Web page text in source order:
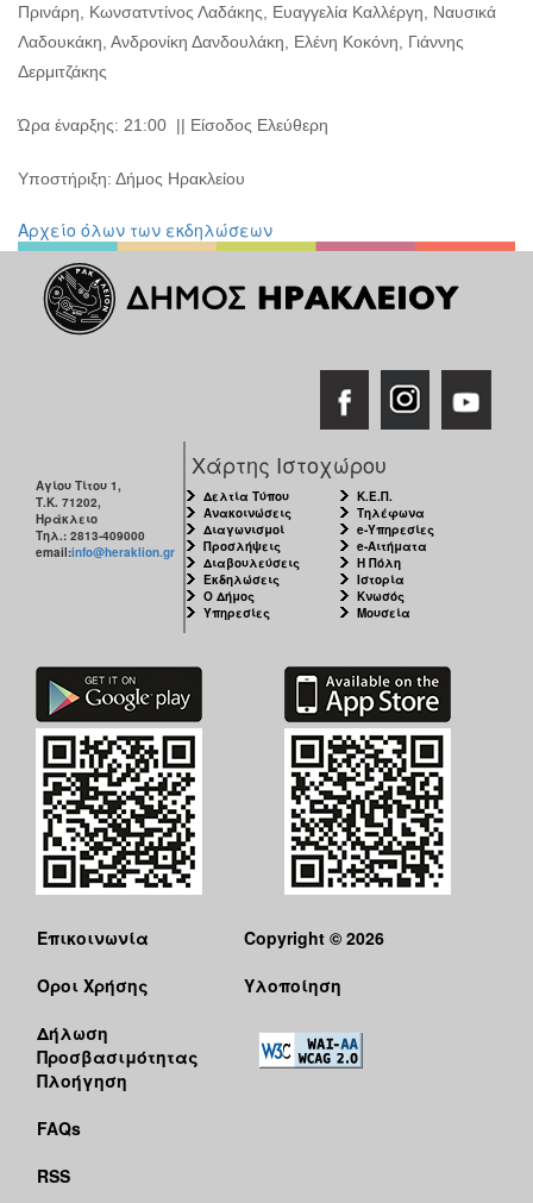
Πρινάρη, Κωνσατντίνος Λαδάκης, Ευαγγελία Καλλέργη, Ναυσικά
Λαδουκάκη, Ανδρονίκη Δανδουλάκη, Ελένη Κοκόνη, Γιάννης
Δερμιτζάκης
Ώρα έναρξης: 21:00 || Είσοδος Ελεύθερη
Υποστήριξη: Δήμος Ηρακλείου
Αρχείο όλων των εκδηλώσεων
Αγίου Τίτου 1,
Τ.Κ. 71202,
Ηράκλειο
Τηλ.: 2813-409000
email:info@heraklion.gr
Χάρτης Ιστοχώρου
Δελτία Τύπου
Ανακοινώσεις
Διαγωνισμοί
Προσλήψεις
Διαβουλεύσεις
Εκδηλώσεις
Ο Δήμος
Υπηρεσίες
Κ.Ε.Π.
Τηλέφωνα
e-Υπηρεσίες
e-Αιτήματα
Η Πόλη
Ιστορία
Κνωσός
Μουσεία
Επικοινωνία
Όροι Χρήσης
Δήλωση
Προσβασιμότητας
Πλοήγηση
FAQs
RSS
Copyright © 2026
Υλοποίηση